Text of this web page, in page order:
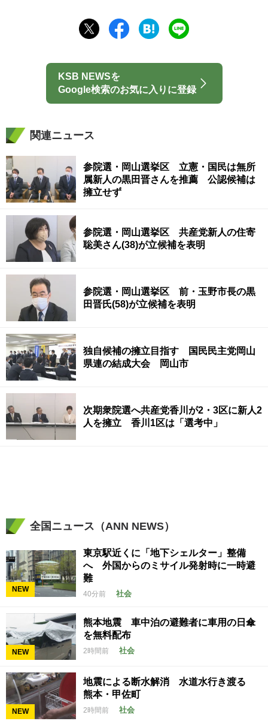
KSB NEWSを
Google検索のお気に入りに登録
関連ニュース
参院選・岡山選挙区 立憲・国民は無所
属新人の黒田晋さんを推薦 公認候補は
擁立せず
参院選・岡山選挙区 共産党新人の住寄
聡美さん(38)が立候補を表明
参院選・岡山選挙区 前・玉野市長の黒
田晋氏(58)が立候補を表明
独自候補の擁立目指す 国民民主党岡山
県連の結成大会 岡山市
次期衆院選へ共産党香川が2・3区に新人2
人を擁立 香川1区は「選考中」
全国ニュース（ANN NEWS）
NEW
東京駅近くに「地下シェルター」整備
へ 外国からのミサイル発射時に一時避
難
40分前 社会
NEW
熊本地震 車中泊の避難者に車用の日傘
を無料配布
2時間前 社会
NEW
地震による断水解消 水道水行き渡る
熊本・甲佐町
2時間前 社会